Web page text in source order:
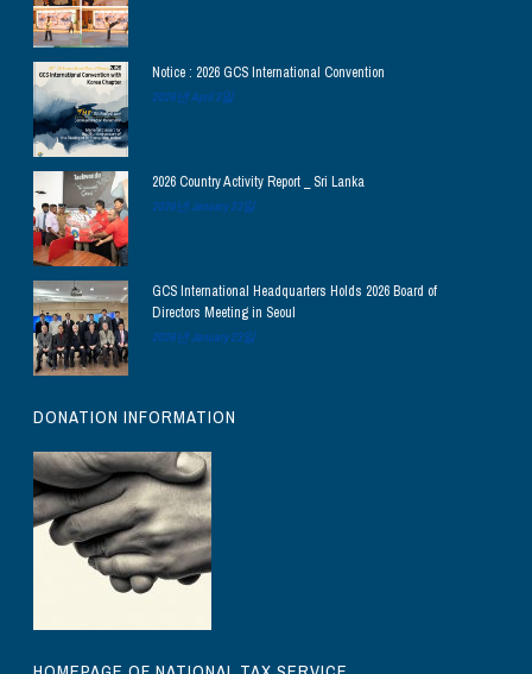
Notice : 2026 GCS International Convention
2026년 April 3일
2026 Country Activity Report _ Sri Lanka
2026년 January 23일
GCS International Headquarters Holds 2026 Board of
Directors Meeting in Seoul
2026년 January 23일
DONATION INFORMATION